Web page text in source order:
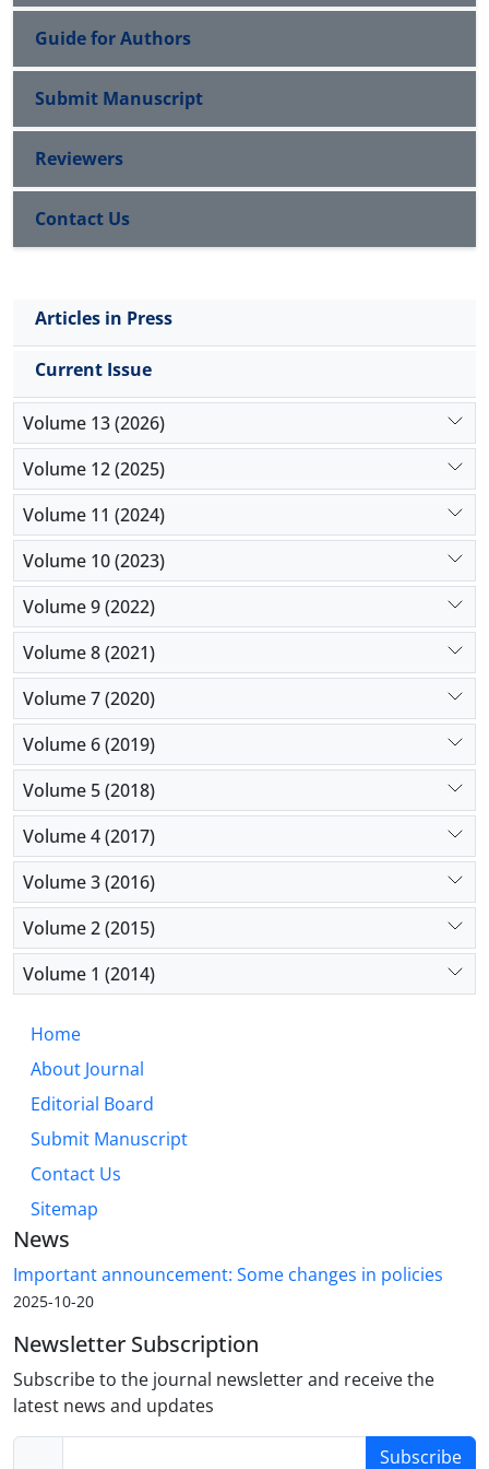
Guide for Authors
Submit Manuscript
Reviewers
Contact Us
Articles in Press
Current Issue
Volume 13 (2026)
Volume 12 (2025)
Volume 11 (2024)
Volume 10 (2023)
Volume 9 (2022)
Volume 8 (2021)
Volume 7 (2020)
Volume 6 (2019)
Volume 5 (2018)
Volume 4 (2017)
Volume 3 (2016)
Volume 2 (2015)
Volume 1 (2014)
Home
About Journal
Editorial Board
Submit Manuscript
Contact Us
Sitemap
News
Important announcement: Some changes in policies
2025-10-20
Newsletter Subscription
Subscribe to the journal newsletter and receive the
latest news and updates
Subscribe